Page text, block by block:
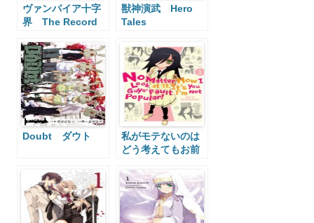
ヴァンパイア十字
界 The Record
Vampire
獣神演武 Hero
Tales
Doubt ダウト
私がモテないのは
どう考えてもお前
Matter How I
Look at It, It’s
You Guys’ Fault
I’m Not Popular!